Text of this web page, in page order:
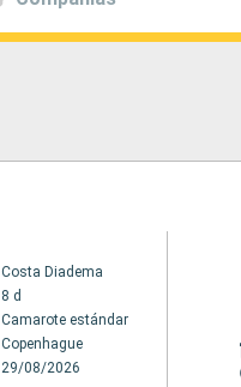
Costa Diadema
8 d
Camarote estándar
Copenhague
29/08/2026